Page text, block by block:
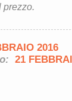
prezzo.
2016
21